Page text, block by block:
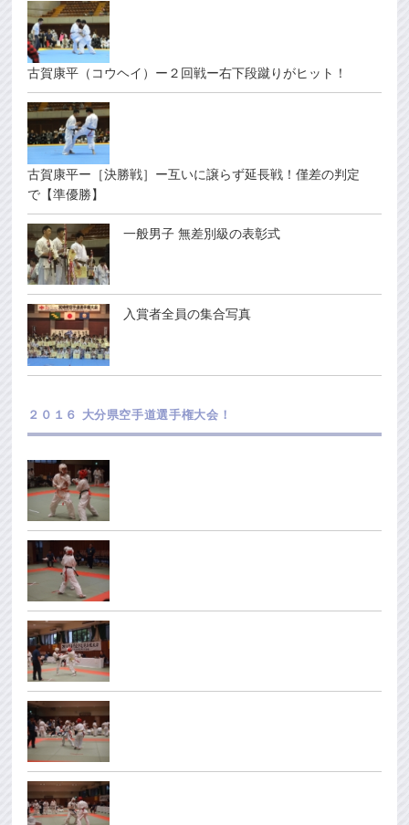
古賀康平（コウヘイ）ー２回戦ー右下段蹴りがヒット！
古賀康平ー［決勝戦］ー互いに譲らず延長戦！僅差の判定
で【準優勝】
一般男子 無差別級の表彰式
入賞者全員の集合写真
２０１６ 大分県空手道選手権大会！